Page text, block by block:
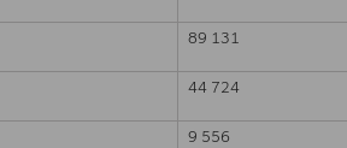
89 131
44 724
9 556